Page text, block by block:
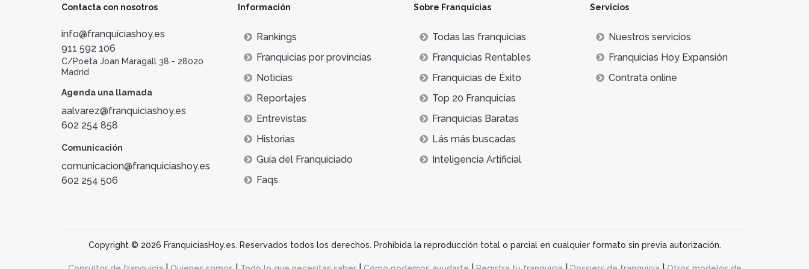
Contacta con nosotros
info@franquiciashoy.es
911 592 106
C/Poeta Joan Maragall 38 - 28020
Madrid
Agenda una llamada
aalvarez@franquiciashoy.es
602 254 858
Comunicación
comunicacion@franquiciashoy.es
602 254 506
Información
Rankings
Franquicias por provincias
Noticias
Reportajes
Entrevistas
Historias
Guía del Franquiciado
Faqs
Sobre Franquicias
Todas las franquicias
Franquicias Rentables
Franquicias de Éxito
Top 20 Franquicias
Franquicias Baratas
Lás más buscadas
Inteligencia Artificial
Servicios
Nuestros servicios
Franquicias Hoy Expansión
Contrata online
Copyright © 2026 FranquiciasHoy.es. Reservados todos los derechos. Prohibida la reproducción total o parcial en cualquier formato sin previa autorización.